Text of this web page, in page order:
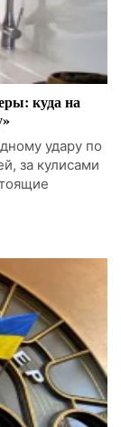
куда на
удару по
за кулисами